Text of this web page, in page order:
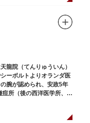
龍院（てんりゅういん）
ーボルトよりオランダ医
腕が認められ、安政5年
痘所（後の西洋医学所、現
）72歳で没しまし